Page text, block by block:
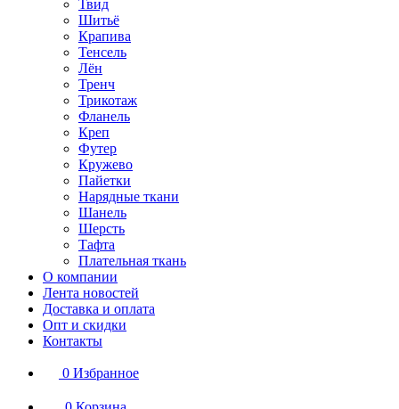
Твид
Шитьё
Крапива
Тенсель
Лён
Тренч
Трикотаж
Фланель
Креп
Футер
Кружево
Пайетки
Нарядные ткани
Шанель
Шерсть
Тафта
Плательная ткань
О компании
Лента новостей
Доставка и оплата
Опт и скидки
Контакты
0 Избранное